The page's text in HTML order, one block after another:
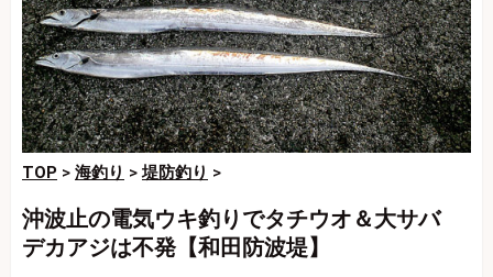
TOP > 海釣り >堤防釣り >
沖波止の電気ウキ釣りでタチウオ＆大サバ
デカアジは不発【和田防波堤】